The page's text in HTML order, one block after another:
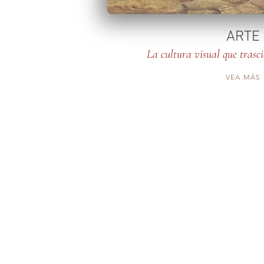
ARTE
La cultura visual que
VEA MÁS